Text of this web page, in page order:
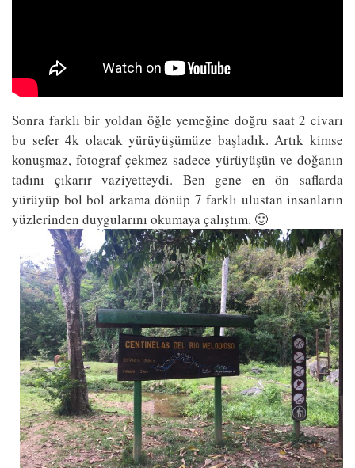
Sonra farklı bir yoldan öğle yemeğine doğru saat 2 civarı
bu sefer 4k olacak yürüyüşümüze başladık. Artık kimse
konuşmaz, fotograf çekmez sadece yürüyüşün ve doğanın
tadını çıkarır vaziyetteydi. Ben gene en ön saflarda
yürüyüp bol bol arkama dönüp 7 farklı ulustan insanların
yüzlerinden duygularını okumaya çalıştım. 🙂